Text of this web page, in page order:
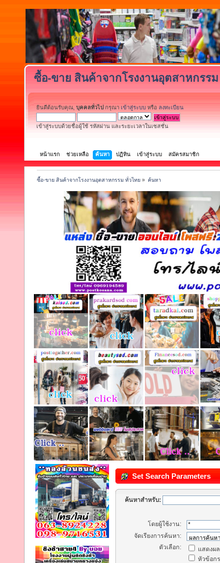
ซื้อ-ขาย สินค้าจากโรงงานอุตสาหกรร
ยินดีต้อนรับคุณ, บุคคลทั่วไป กรุณา เข้าสู่ระบบ หรือ ลงทะเบียน
เข้าสู่ระบบด้วยชื่อผู้ใช้ รหัสผ่าน และระยะเวลาในเซสชั่น
หน้าแรก ช่วยเหลือ ค้นหา ปฏิทิน เข้าสู่ระบบ สมัครสมาชิก
ซื้อ-ขาย สินค้าจากโรงงานอุตสาหกรรม ทั่วไทย » ค้นหา
Set Search Parameters
ค้นหาสำหรับ:
โดยผู้ใช้งาน:
จัดเรียงการค้นหา:
ตัวเลือก:
แสดงผ
หัวข้อก